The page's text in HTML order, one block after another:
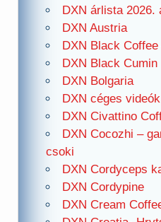
DXN árlista 2026.
DXN Austria
DXN Black
DXN Black Cumin
DXN Bolgaria
DXN céges videók
DXN Civattino
DXN Cocozhi –
csoki
DXN Cordyceps
DXN Cordypine
DXN Cream